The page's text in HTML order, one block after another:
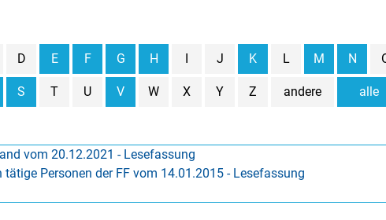
alle
D E F G H I J K L M N
S T U V W X Y Z andere
vom 20.12.2021 - Lesefassung
Personen der FF vom 14.01.2015 - Lesefassung